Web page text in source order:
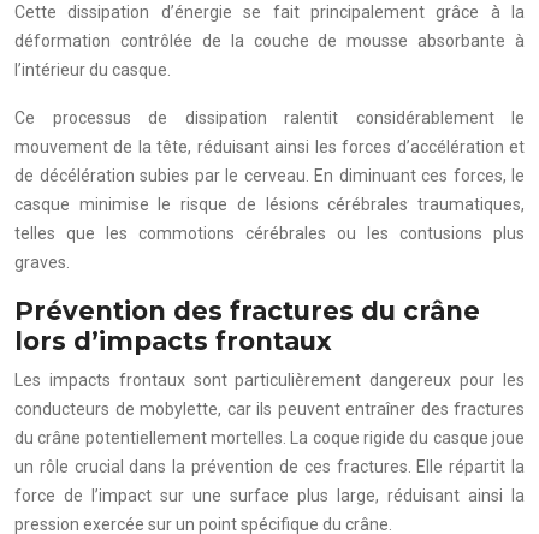
Cette dissipation d’énergie se fait principalement grâce à la
déformation contrôlée de la couche de mousse absorbante à
l’intérieur du casque.
Ce processus de dissipation ralentit considérablement le
mouvement de la tête, réduisant ainsi les forces d’accélération et
de décélération subies par le cerveau. En diminuant ces forces, le
casque minimise le risque de lésions cérébrales traumatiques,
telles que les commotions cérébrales ou les contusions plus
graves.
Prévention des fractures du crâne
lors d’impacts frontaux
Les impacts frontaux sont particulièrement dangereux pour les
conducteurs de mobylette, car ils peuvent entraîner des fractures
du crâne potentiellement mortelles. La coque rigide du casque joue
un rôle crucial dans la prévention de ces fractures. Elle répartit la
force de l’impact sur une surface plus large, réduisant ainsi la
pression exercée sur un point spécifique du crâne.